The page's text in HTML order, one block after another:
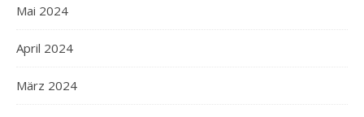
Mai 2024
April 2024
März 2024